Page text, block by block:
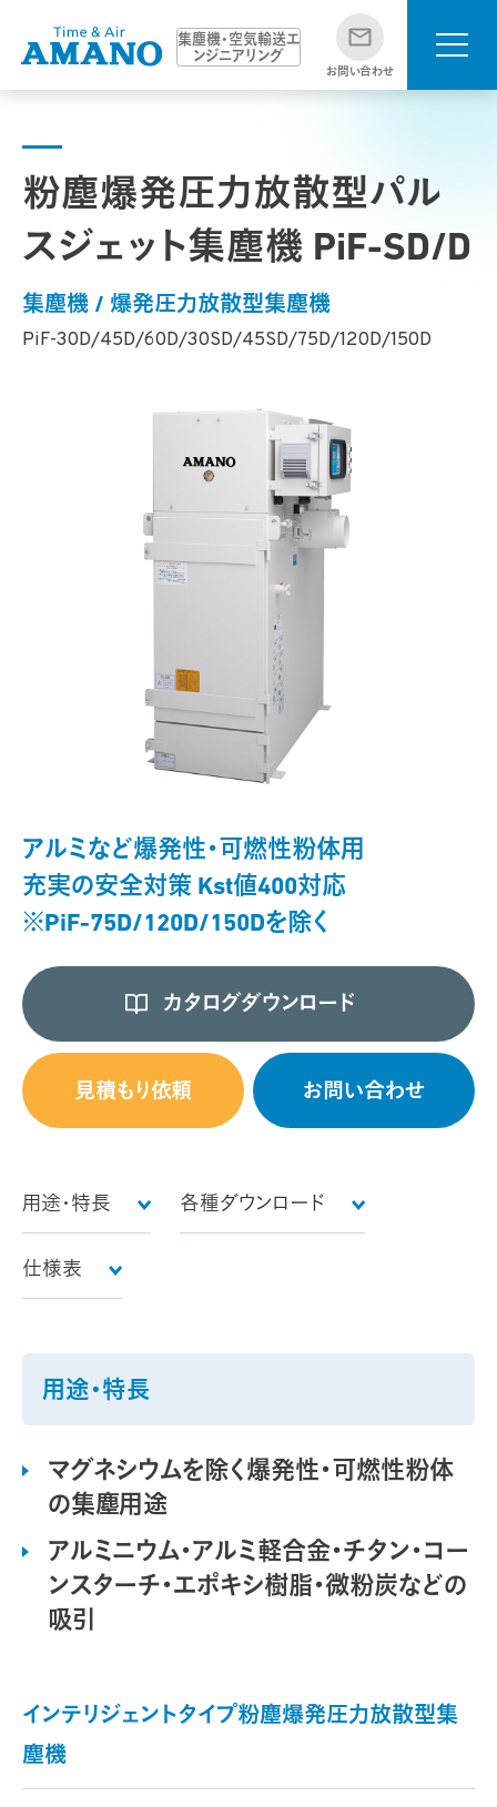
集塵機・空気輸送エ
ンジニアリング
お問い合わせ
粉塵爆発圧力放散型パル
スジェット集塵機 PiF-SD/D
集塵機 / 爆発圧力放散型集塵機
PiF-30D/45D/60D/30SD/45SD/75D/120D/150D
アルミなど爆発性・可燃性粉体用
充実の安全対策 Kst値400対応
※PiF-75D/120D/150Dを除く
カタログダウンロード
見積もり依頼 お問い合わせ
用途・特長 各種ダウンロード
仕様表
用途・特長
マグネシウムを除く爆発性・可燃性粉体
の集塵用途
アルミニウム・アルミ軽合金・チタン・コー
ンスターチ・エポキシ樹脂・微粉炭などの
吸引
インテリジェントタイプ粉塵爆発圧力放散型集
塵機